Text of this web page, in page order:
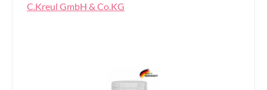
C.Kreul GmbH & Co.KG